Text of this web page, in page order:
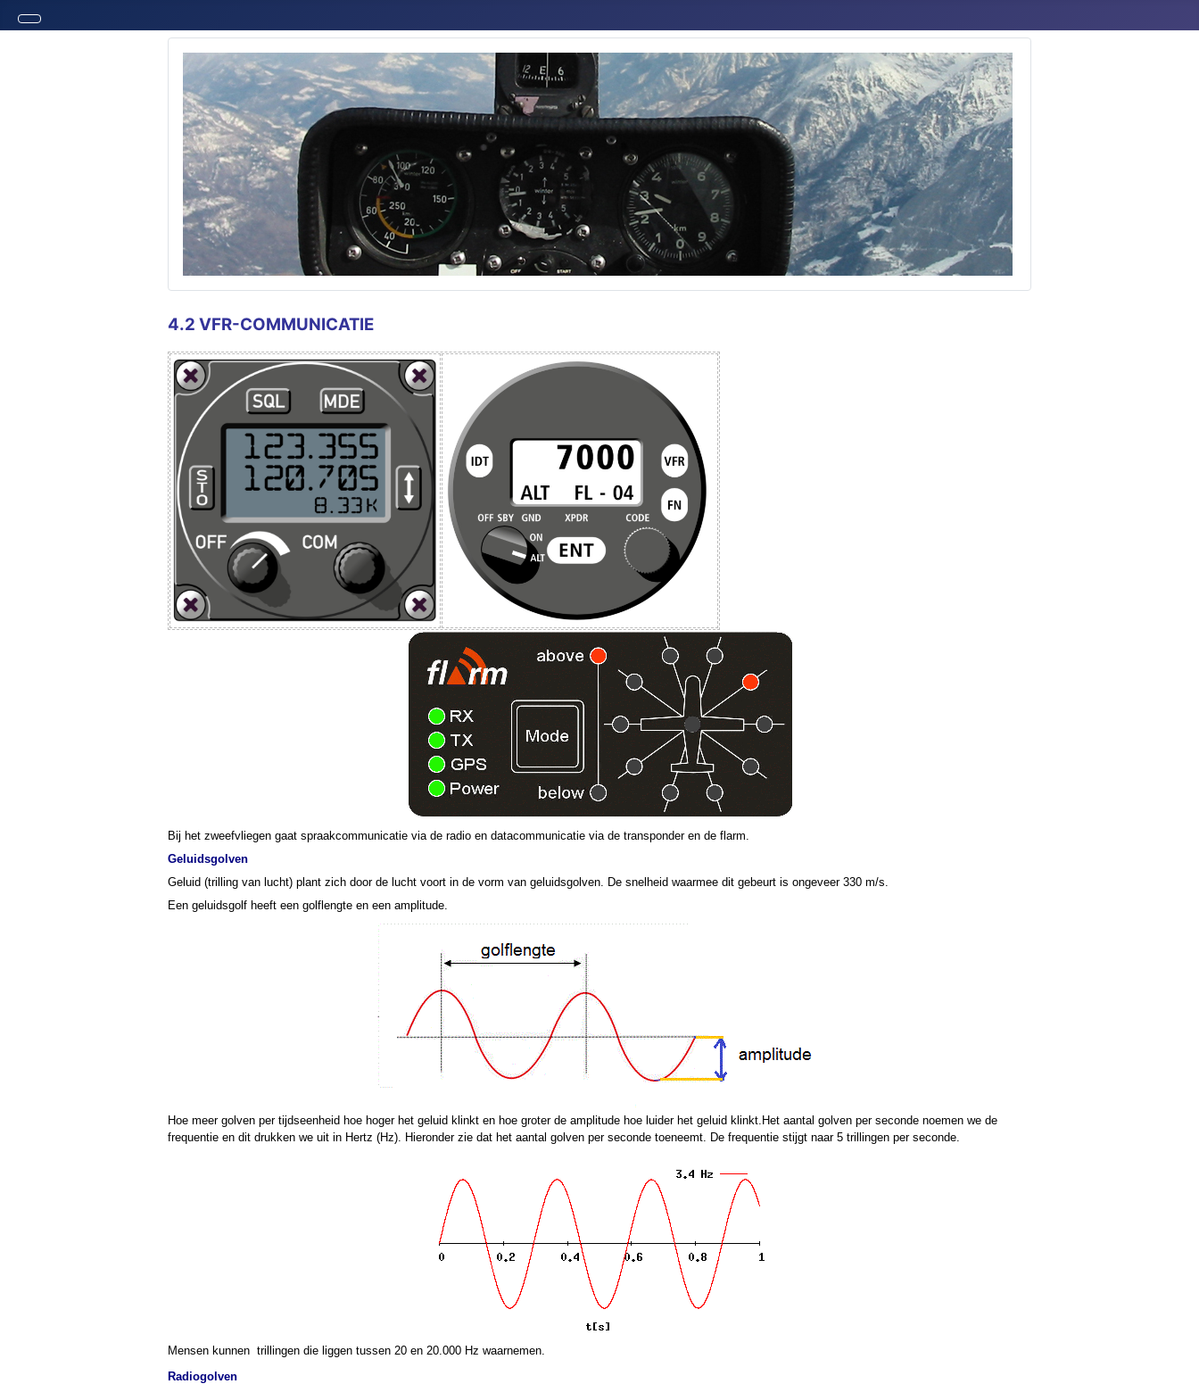
4.2 VFR-COMMUNICATIE
Bij het zweefvliegen gaat spraakcommunicatie via de radio en datacommunicatie via de transponder en de flarm.
Geluidsgolven
Geluid (trilling van lucht) plant zich door de lucht voort in de vorm van geluidsgolven. De snelheid waarmee dit gebeurt is ongeveer 330 m/s.
Een geluidsgolf heeft een golflengte en een amplitude.
Hoe meer golven per tijdseenheid hoe hoger het geluid klinkt en hoe groter de amplitude hoe luider het geluid klinkt. Het aantal golven per seconde noemen we de
frequentie en dit drukken we uit in Hertz (Hz). Hieronder zie dat het aantal golven per seconde toeneemt. De frequentie stijgt naar 5 trillingen per seconde.
Mensen kunnen trillingen die liggen tussen 20 en 20.000 Hz waarnemen.
Radiogolven